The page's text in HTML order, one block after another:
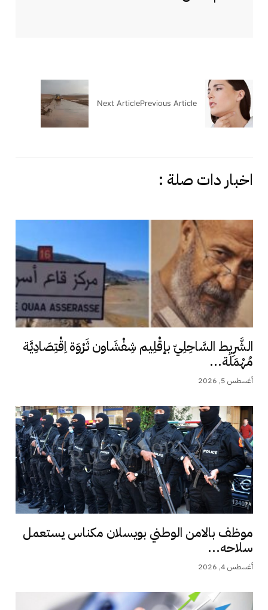
Previous Article
Next Article
اخبار دات صلة :
الشَّرِيط السَّاحِلِيّ بإقْلِيم شِفْشَاون ثَرْوَة اِقْتِصَادِيَّة
مُهْمَلَة...
أغسطس 5, 2026
موظف بالامن الوطني بويسلان مكناس يستعمل
سلاحه...
أغسطس 4, 2026